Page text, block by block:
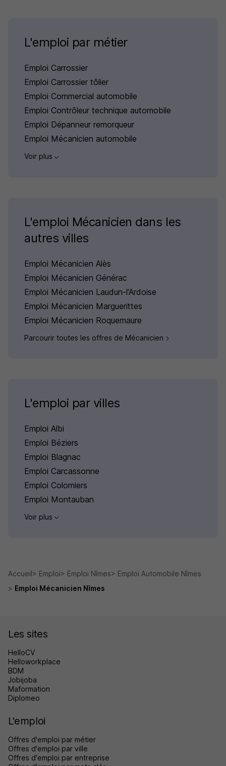
L'emploi par métier
Emploi Carrossier
Emploi Carrossier tôlier
Emploi Commercial automobile
Emploi Contrôleur technique automobile
Emploi Dépanneur remorqueur
Emploi Mécanicien automobile
Voir plus
L'emploi Mécanicien dans les
autres villes
Emploi Mécanicien Alès
Emploi Mécanicien Générac
Emploi Mécanicien Laudun-l'Ardoise
Emploi Mécanicien Marguerittes
Emploi Mécanicien Roquemaure
Parcourir toutes les offres de Mécanicien
L'emploi par villes
Emploi Albi
Emploi Béziers
Emploi Blagnac
Emploi Carcassonne
Emploi Colomiers
Emploi Montauban
Voir plus
Accueil Emploi Emploi Nîmes
Emploi Automobile Nîmes
Emploi Mécanicien Nîmes
Les sites
HelloCV
Helloworkplace
BDM
Jobijoba
Maformation
Diplomeo
L'emploi
Offres d'emploi par métier
Offres d'emploi par ville
Offres d'emploi par entreprise